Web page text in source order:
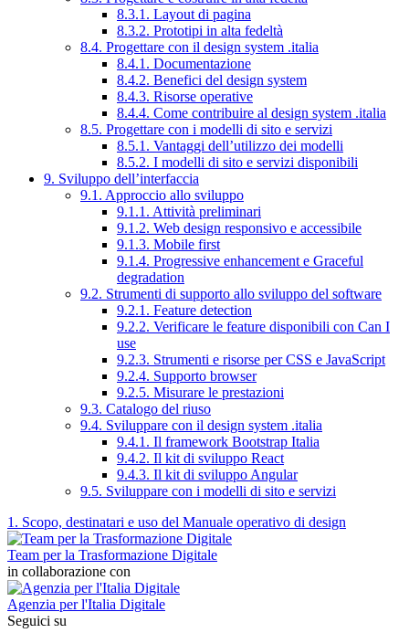
8.3.1. Layout di pagina
8.3.2. Prototipi in alta fedeltà
8.4. Progettare con il design system .italia
8.4.1. Documentazione
8.4.2. Benefici del design system
8.4.3. Risorse operative
8.4.4. Come contribuire al design system .italia
8.5. Progettare con i modelli di sito e servizi
8.5.1. Vantaggi dell’utilizzo dei modelli
8.5.2. I modelli di sito e servizi disponibili
9. Sviluppo dell’interfaccia
9.1. Approccio allo sviluppo
9.1.1. Attività preliminari
9.1.2. Web design responsivo e accessibile
9.1.3. Mobile first
9.1.4. Progressive enhancement e Graceful
degradation
9.2. Strumenti di supporto allo sviluppo del software
9.2.1. Feature detection
9.2.2. Verificare le feature disponibili con Can I
use
9.2.3. Strumenti e risorse per CSS e JavaScript
9.2.4. Supporto browser
9.2.5. Misurare le prestazioni
9.3. Catalogo del riuso
9.4. Sviluppare con il design system .italia
9.4.1. Il framework Bootstrap Italia
9.4.2. Il kit di sviluppo React
9.4.3. Il kit di sviluppo Angular
9.5. Sviluppare con i modelli di sito e servizi
1. Scopo, destinatari e uso del Manuale operativo di design
Team per la Trasformazione Digitale
in collaborazione con
Agenzia per l'Italia Digitale
Seguici su